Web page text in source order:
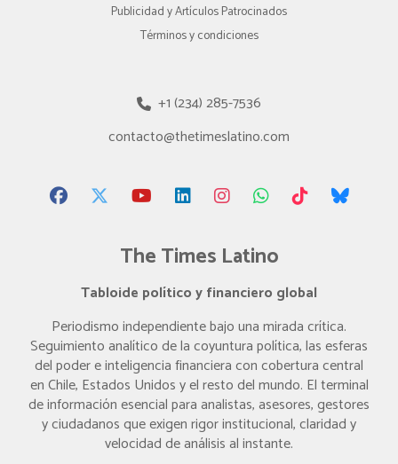
Publicidad y Artículos Patrocinados
Términos y condiciones
The Times Latino
Tabloide político y financiero global
Periodismo independiente bajo una mirada crítica.
Seguimiento analítico de la coyuntura política, las esferas
del poder e inteligencia financiera con cobertura central
en Chile, Estados Unidos y el resto del mundo. El terminal
de información esencial para analistas, asesores, gestores
y ciudadanos que exigen rigor institucional, claridad y
velocidad de análisis al instante.
+1 (234) 285-7536
contacto@thetimeslatino.com